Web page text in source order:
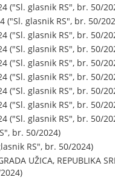
("Sl. glasnik RS", br. 50/
("Sl. glasnik RS", br. 50/
("Sl. glasnik RS", br. 50/
("Sl. glasnik RS", br. 50/
("Sl. glasnik RS", br. 50/
("Sl. glasnik RS", br. 50/
("Sl. glasnik RS", br. 50/
("Sl. glasnik RS", br. 50/
("Sl. glasnik RS", br. 50/
br. 50/2024)
RS", br. 50/2024)
UŽICA, REPUBLIKA